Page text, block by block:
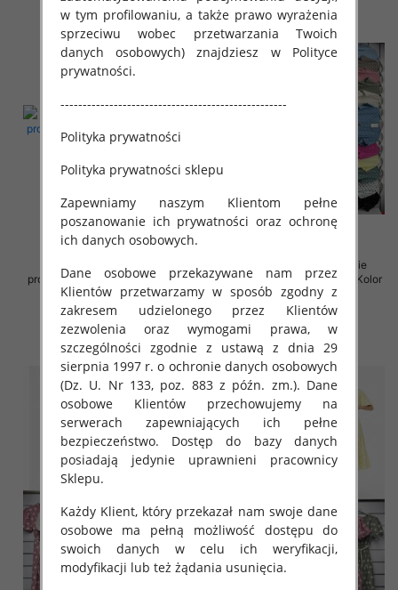
produkt) Roz Standard, Mix Kolor
Paczka 5 szt
35.00 zł
szczegóły
Sukienki damskie (Włoskie
produkt) Roz Standard, Mix Kolor
Paczka 5 szt
36.00 zł
szczegóły
w tym profilowaniu, a także prawo wyrażenia
sprzeciwu wobec przetwarzania Twoich
danych osobowych) znajdziesz w Polityce
prywatności.
---------------------------------------------------
Polityka prywatności
Polityka prywatności sklepu
Zapewniamy naszym Klientom pełne
poszanowanie ich prywatności oraz ochronę
ich danych osobowych.
Dane osobowe przekazywane nam przez
Klientów przetwarzamy w sposób zgodny z
zakresem udzielonego przez Klientów
zezwolenia oraz wymogami prawa, w
szczególności zgodnie z ustawą z dnia 29
sierpnia 1997 r. o ochronie danych osobowych
(Dz. U. Nr 133, poz. 883 z późn. zm.). Dane
osobowe Klientów przechowujemy na
serwerach zapewniających ich pełne
bezpieczeństwo. Dostęp do bazy danych
posiadają jedynie uprawnieni pracownicy
Sklepu.
Każdy Klient, który przekazał nam swoje dane
osobowe ma pełną możliwość dostępu do
swoich danych w celu ich weryfikacji,
modyfikacji lub też żądania usunięcia.